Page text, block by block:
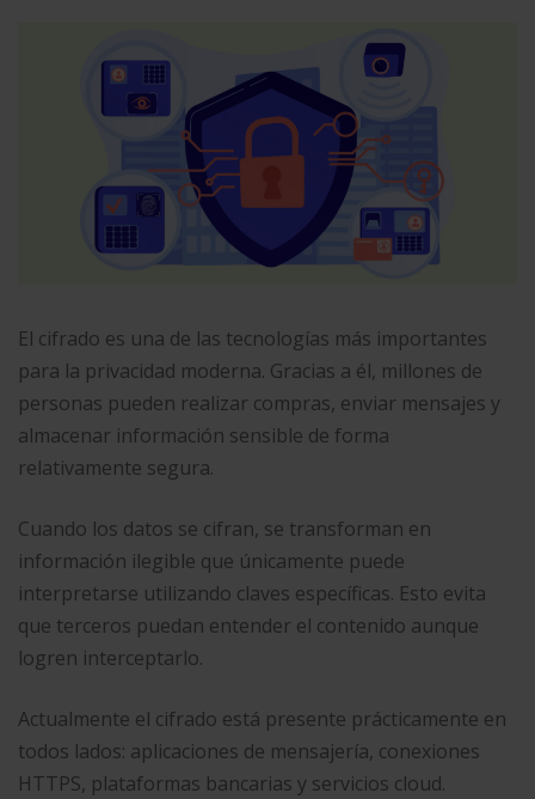
El cifrado es una de las tecnologías más importantes
para la privacidad moderna. Gracias a él, millones de
personas pueden realizar compras, enviar mensajes y
almacenar información sensible de forma
relativamente segura.
Cuando los datos se cifran, se transforman en
información ilegible que únicamente puede
interpretarse utilizando claves específicas. Esto evita
que terceros puedan entender el contenido aunque
logren interceptarlo.
Actualmente el cifrado está presente prácticamente en
todos lados: aplicaciones de mensajería, conexiones
HTTPS, plataformas bancarias y servicios cloud.